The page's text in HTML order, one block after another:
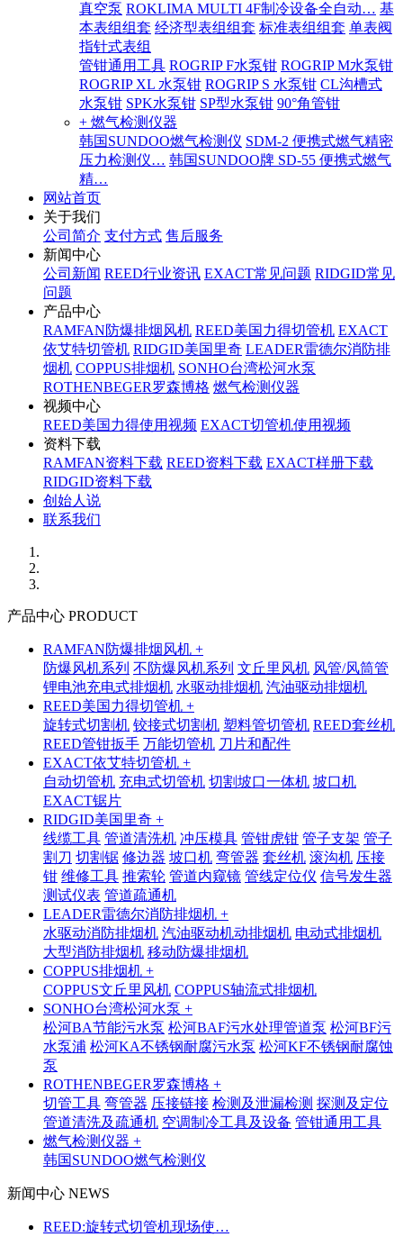
真空泵 ROKLIMA MULTI 4F制冷设备全自动… 基
本表组组套 经济型表组组套 标准表组组套 单表阀
指针式表组
管钳通用工具 ROGRIP F水泵钳 ROGRIP M水泵钳
ROGRIP XL 水泵钳 ROGRIP S 水泵钳 CL沟槽式
水泵钳 SPK水泵钳 SP型水泵钳 90°角管钳
+ 燃气检测仪器
韩国SUNDOO燃气检测仪 SDM-2 便携式燃气精密
压力检测仪… 韩国SUNDOO牌 SD-55 便携式燃气
精…
网站首页
关于我们
公司简介 支付方式 售后服务
新闻中心
公司新闻 REED行业资讯 EXACT常见问题 RIDGID常见
问题
产品中心
RAMFAN防爆排烟风机 REED美国力得切管机 EXACT
依艾特切管机 RIDGID美国里奇 LEADER雷德尔消防排
烟机 COPPUS排烟机 SONHO台湾松河水泵
ROTHENBEGER罗森博格 燃气检测仪器
视频中心
REED美国力得使用视频 EXACT切管机使用视频
资料下载
RAMFAN资料下载 REED资料下载 EXACT样册下载
RIDGID资料下载
创始人说
联系我们
产品中心 PRODUCT
RAMFAN防爆排烟风机 +
防爆风机系列 不防爆风机系列 文丘里风机 风管/风筒管
锂电池充电式排烟机 水驱动排烟机 汽油驱动排烟机
REED美国力得切管机 +
旋转式切割机 铰接式切割机 塑料管切管机 REED套丝机
REED管钳扳手 万能切管机 刀片和配件
EXACT依艾特切管机 +
自动切管机 充电式切管机 切割坡口一体机 坡口机
EXACT锯片
RIDGID美国里奇 +
线缆工具 管道清洗机 冲压模具 管钳虎钳 管子支架 管子
割刀 切割锯 修边器 坡口机 弯管器 套丝机 滚沟机 压接
钳 维修工具 推索轮 管道内窥镜 管线定位仪 信号发生器
测试仪表 管道疏通机
LEADER雷德尔消防排烟机 +
水驱动消防排烟机 汽油驱动机动排烟机 电动式排烟机
大型消防排烟机 移动防爆排烟机
COPPUS排烟机 +
COPPUS文丘里风机 COPPUS轴流式排烟机
SONHO台湾松河水泵 +
松河BA节能污水泵 松河BAF污水处理管道泵 松河BF污
水泵浦 松河KA不锈钢耐腐污水泵 松河KF不锈钢耐腐蚀
泵
ROTHENBEGER罗森博格 +
切管工具 弯管器 压接链接 检测及泄漏检测 探测及定位
管道清洗及疏通机 空调制冷工具及设备 管钳通用工具
燃气检测仪器 +
韩国SUNDOO燃气检测仪
新闻中心 NEWS
REED:旋转式切管机现场使…